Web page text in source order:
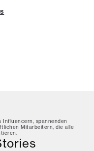
Influencern, spannenden
Mitarbeitern, die alle